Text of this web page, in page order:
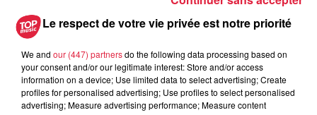
À découvrir également
Le respect de votre vie privée est notre priorité
We and our (447) partnersdo the following data processing based on
your consent and/or our legitimate interest: Store and/or access
information on a device; Use limited data to select advertising; Create
profiles for personalised advertising; Use profiles to select personalised
advertising; Measure advertising performance; Measure content